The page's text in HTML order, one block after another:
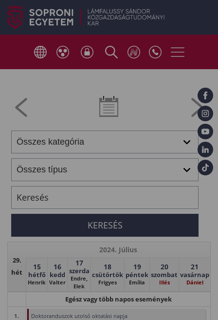
29.
hét
2024. Július
15
hétfő
Henrik
16
kedd
Valter
17
szerda
Endre,
Elek
18
csütörtök
Frigyes
19
péntek
Emília
20
szombat
Illés
21
vasárnap
Dániel
Egész vagy több napos események
1. Doktoranduszok utolsó oktatási napja